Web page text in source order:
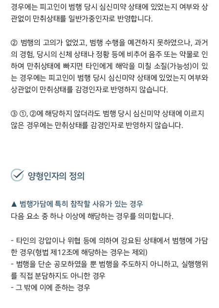
경우에는 피고인이 범행 당시 심신미약 상태에 있었는지 여부와 상
관없이 만취상태를 일반가중인자로 반영합니다.
② 범행의 고의가 없었고, 범행 수행을 예견하지 못하였으나, 과거
의 경험, 당시의 신체 상태나 정황 등에 비추어 음주 또는 약물로 인
하여 만취상태에 빠지면 타인에게 해악을 미칠 소질(가능성)이 있
는 경우에는 피고인이 범행 당시 심신미약 상태에 있었는지 여부와
상관없이 만취상태를 감경인자로 반영하지 않습니다.
③ ①, ②에 해당하지 않더라도 범행 당시 심신미약 상태에 이르지
않은 경우에는 만취상태를 감경인자로 반영하지 않습니다.
양형인자의 정의
▲ 범행가담에 특히 참작할 사유가 있는 경우
다음 요소 중 하나 이상에 해당하는 경우를 의미합니다.
- 타인의 강압이나 위협 등에 의하여 강요된 상태에서 범행에 가담
한 경우(형법 제12조에 해당하는 경우는 제외)
- 범행을 단순 공모하였을 뿐 범행을 주도하지 아니하고, 실행행위
를 직접 분담하지도 아니한 경우
- 그 밖에 이에 준하는 경우